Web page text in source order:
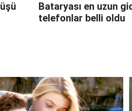
Bataryası en uzun
telefonlar belli oldu